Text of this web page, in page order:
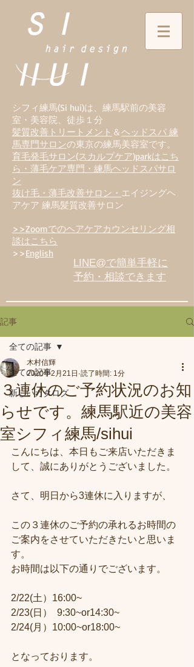
シフィ練馬(Si hui)は、 練馬駅前の美容
室・美容院、徒歩１分
髪質改善トリートメント ＆ヘッドスパ 練
馬専門サロンの東京の練馬美容室です。
育毛発毛サロン(スカルプケア)parkはこち
ら・薄毛ケア専門・練馬ヘッドスパサロ
ン
抜け毛・薄毛改善サロン・ エイジングヘ
アケア 練馬髪質改善サロン
>>Zoomでのヘアケアカウンセリング相
談はこちら
>>English
LINE@で簡単手軽に
予約・相談できます
記事
全ての記事
新しいカタログ
全ての記事
３連休のご予約状況のお知
らせです。練馬駅近の美容
室シフィ練馬/sihui
木村信輝
2020年2月21日 読了時間: 1分
こんにちは、本日もご来店いただきま
して、誠にありがとうございました。
さて、明日から3連休に入りますが、
この３連休のご予約の承れるお時間の
ご案内をさせていただきたいと思いま
す。
お時間は以下の通りでございます。
2/22(土）16:00~
2/23(日）  9:30~or14:30~
2/24(月）10:00~or18:00~
となっております。